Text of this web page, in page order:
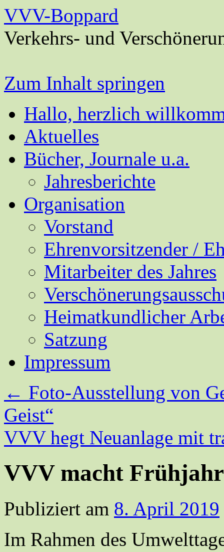
VVV-Boppard
Verkehrs- und
Zum Inhalt springen
Hallo, herzlich
Aktuelles
Bücher, Journale u.a.
Jahresberichte
Organisation
Vorstand
Ehrenvorsitzender /
Mitarbeiter des Jahres
Heimatkundlicher
Satzung
Impressum
← Foto-Ausstellung von
Geist“
VVV hegt Neuanlage mit
VVV macht
Publiziert am 8. April 2019
Im Rahmen des Um